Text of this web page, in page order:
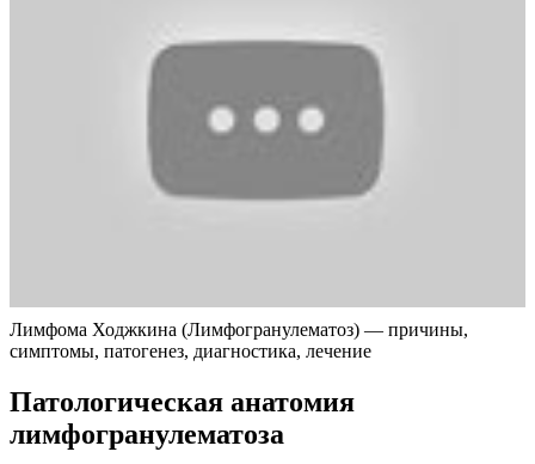
Лимфома Ходжкина (Лимфогранулематоз) — причины,
симптомы, патогенез, диагностика, лечение
Патологическая анатомия
лимфогранулематоза